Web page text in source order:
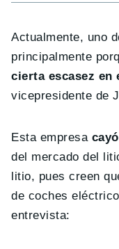
Actualmente, uno
principalmente
cierta escasez en
vicepresidente de
Esta empresacayó
del mercado del
litio, pues creen
de coches
entrevista: